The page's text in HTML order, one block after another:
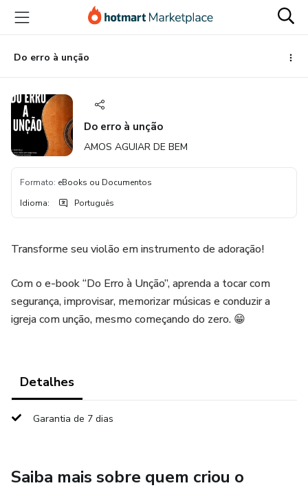
para
conteúdo
principal
para
pagamento
para
rodapé
Do erro à unção
Do erro à unção
AMOS AGUIAR DE BEM
Formato: eBooks ou Documentos
Idioma: Português
Transforme seu violão em instrumento de adoração!
Com o e-book “Do Erro à Unção”, aprenda a tocar com
segurança, improvisar, memorizar músicas e conduzir a
igreja com unção, mesmo começando do zero. 😁
Detalhes
Garantia de 7 dias
Saiba mais sobre quem criou o